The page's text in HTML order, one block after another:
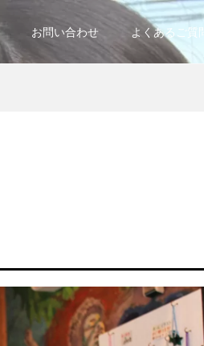
お問い合わせ よくあるご質問